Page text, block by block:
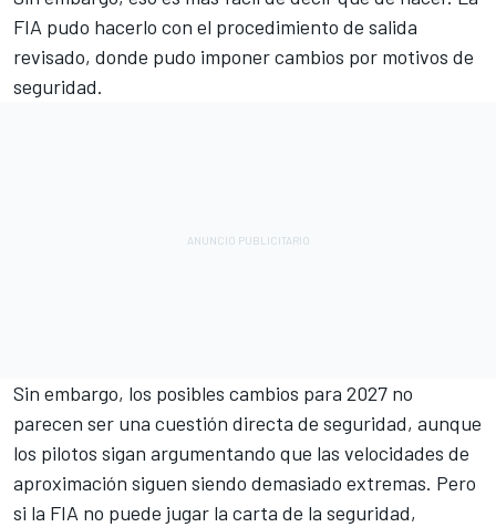
FIA pudo hacerlo con el procedimiento de salida
revisado, donde pudo imponer cambios por motivos de
seguridad.
Sin embargo, los posibles cambios para 2027 no
parecen ser una cuestión directa de seguridad, aunque
los pilotos sigan argumentando que las velocidades de
aproximación siguen siendo demasiado extremas. Pero
si la FIA no puede jugar la carta de la seguridad,